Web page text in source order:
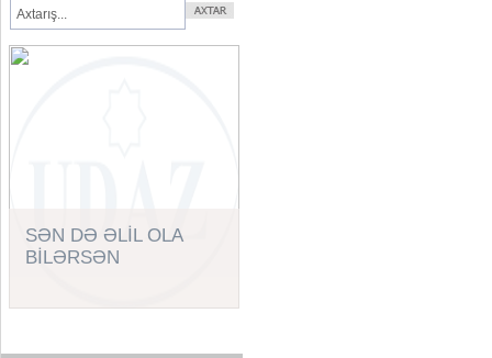
SƏN DƏ ƏLİL OLA
BİLƏRSƏN